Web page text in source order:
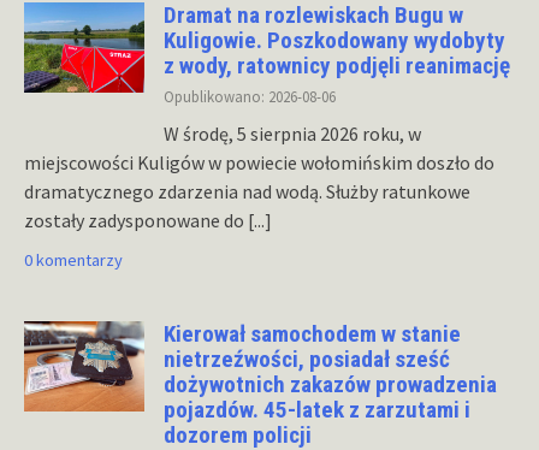
Dramat na rozlewiskach Bugu w
Kuligowie. Poszkodowany wydobyty
z wody, ratownicy podjęli reanimację
Opublikowano: 2026-08-06
W środę, 5 sierpnia 2026 roku, w
miejscowości Kuligów w powiecie wołomińskim doszło do
dramatycznego zdarzenia nad wodą. Służby ratunkowe
zostały zadysponowane do [...]
0 komentarzy
Kierował samochodem w stanie
nietrzeźwości, posiadał sześć
dożywotnich zakazów prowadzenia
pojazdów. 45-latek z zarzutami i
dozorem policji